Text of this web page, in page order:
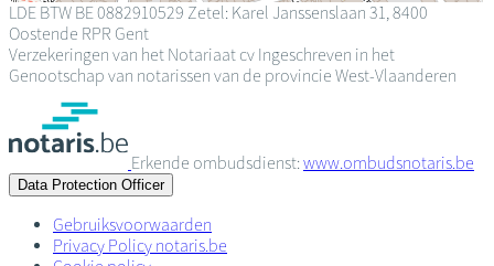
LDE BTW BE 0882910529 Zetel: Karel Janssenslaan 31, 8400
Oostende RPR Gent
Verzekeringen van het Notariaat cv Ingeschreven in het
Genootschap van notarissen van de provincie West-Vlaanderen
Erkende ombudsdienst:www.ombudsnotaris.be
Data Protection Officer
Gebruiksvoorwaarden
Privacy Policy notaris.be